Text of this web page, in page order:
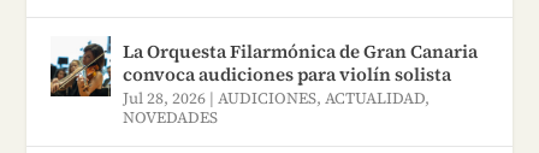
La Orquesta Filarmónica de Gran Canaria
convoca audiciones para violín solista
Jul 28, 2026 |AUDICIONES,ACTUALIDAD,
NOVEDADES